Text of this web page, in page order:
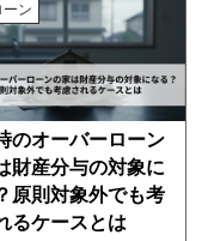
ーン
のオーバーローン
財産分与の対象に
原則対象外でも考
るケースとは